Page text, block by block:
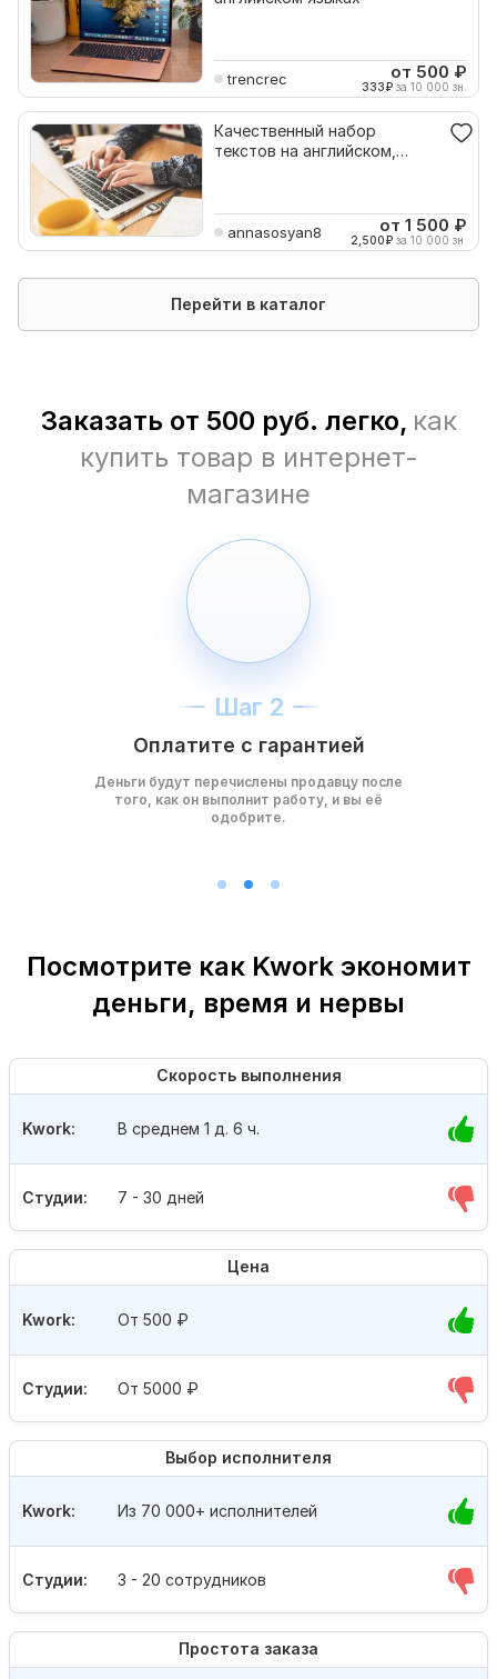
trencrec от 500 ₽
333₽ за 10 000 зн.
Качественный набор
текстов на английском,
annasosyan8 от 1 500 ₽
2,500₽ за 10 000 зн.
Перейти в каталог
Заказать от 500 руб. легко, как
купить товар в интернет-
магазине
Шаг 2
Оплатите с гарантией
Деньги будут перечислены продавцу после
того, как он выполнит работу, и вы её
одобрите.
Посмотрите как Kwork экономит
деньги, время и нервы
Скорость выполнения
Студии: 7 - 30 дней
Kwork: В среднем 1 д. 6 ч.
Цена
Студии: От 5000 ₽
Kwork: От 500 ₽
Выбор исполнителя
Студии: 3 - 20 сотрудников
Kwork: Из 70 000+ исполнителей
Простота заказа